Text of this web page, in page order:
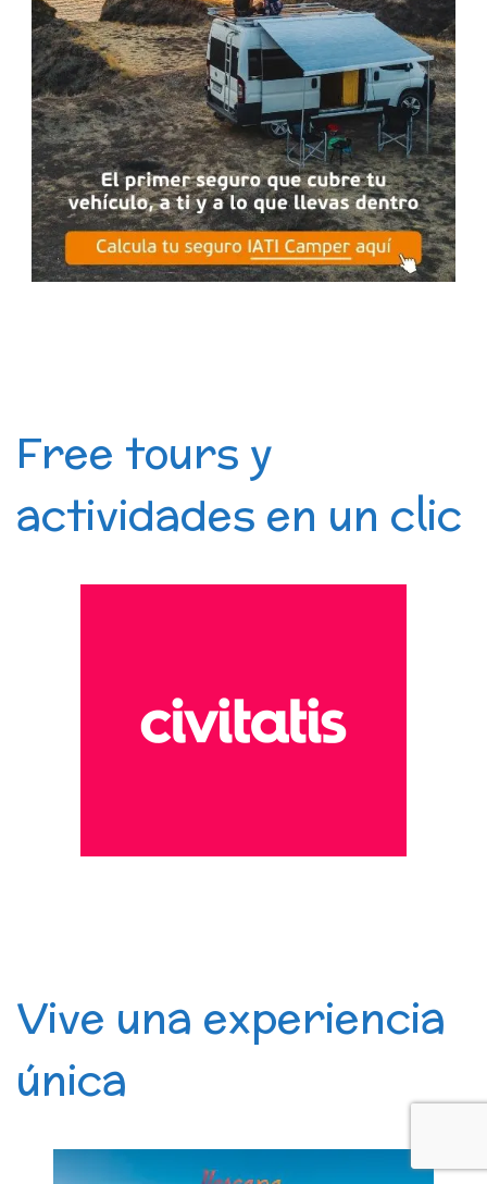
Free tours y
actividades en un clic
Vive una experiencia
única